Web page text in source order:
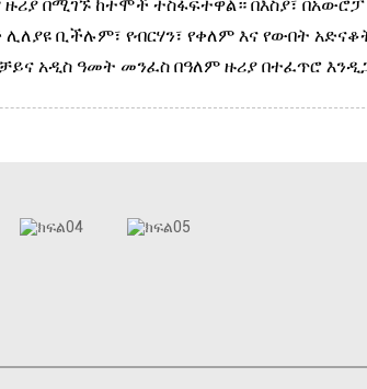
በሚገኙ ከተሞች ተስፋፍተዋል። በእስያ፣
ቢችሉም፣ የብርሃን፣ የቀለም እና የውበት
አዲስ ዓመት መንፈስ በዓለም ዙሪያ በተፈጥሮ